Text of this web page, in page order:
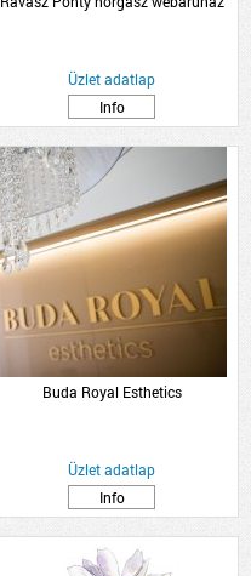
Üzlet adatlap
Info
Buda Royal Esthetics
Üzlet adatlap
Info